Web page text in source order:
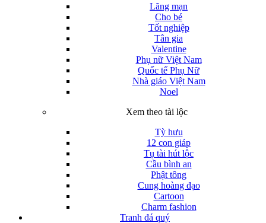
Lãng mạn
Cho bé
Tốt nghiệp
Tân gia
Valentine
Phụ nữ Việt Nam
Quốc tế Phụ Nữ
Nhà giáo Việt Nam
Noel
Xem theo tài lộc
Tỳ hưu
12 con giáp
Tụ tài hút lộc
Cầu bình an
Phật tông
Cung hoàng đạo
Cartoon
Charm fashion
Tranh đá quý